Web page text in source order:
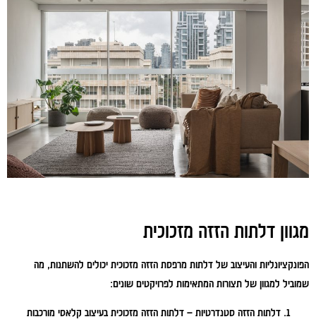
מגוון דלתות הזזה מזכוכית
הפונקציונליות והעיצוב של דלתות מרפסת הזזה מזכוכית יכולים להשתנות, מה
שמוביל למגוון של תצורות המתאימות לפרויקטים שונים:
דלתות הזזה סטנדרטיות – דלתות הזזה מזכוכית בעיצוב קלאסי מורכבות